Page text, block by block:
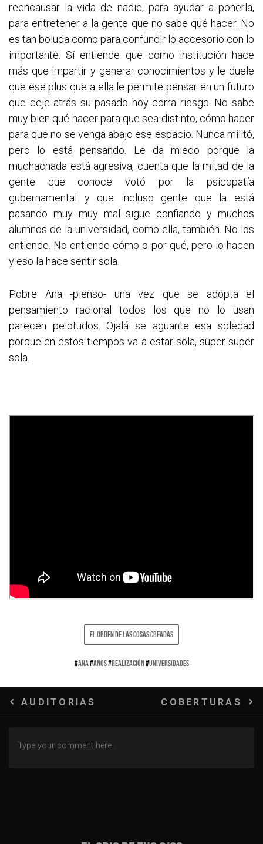
reencausar la vida de nadie, para ayudar a ponerla,
para entretener a la gente que no sabe qué hacer. No
es tan boluda como para confundir lo accesorio con lo
importante. Sí entiende que como institución hace
más que impartir y generar conocimientos y le duele
que ese plus que a ella le permite pensar en un futuro
que deje atrás su pasado hoy corra riesgo. No sabe
muy bien qué hacer para que sea distinto, cómo hacer
para que no se venga abajo ese espacio. Nunca militó,
pero lo está pensando. Le da miedo porque la
muchachada está agresiva, cuenta que la mitad de la
gente que conoce votó por la psicopatía
gubernamental y que incluso gente que la está
pasando muy muy mal sigue confiando y muchos
alumnos de la universidad, como ella, también. No los
entiende. No entiende cómo o por qué, pero lo hacen
y eso la hace sentir sola.
Pobre Ana -pienso- una vez que se adopta el
pensamiento racional todos los que no lo usan
parecen pelotudos. Ojalá se aguante esa soledad
porque en estos tiempos va a estar sola, super super
sola.
EL ORDEN DE LAS COSAS CREADAS
#ANA#AÑOS#REALIZACIÓN#UNIVERSIDADES
Navegación
entradas
AUDITORIAS COBERTURAS